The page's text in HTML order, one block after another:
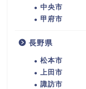
中央市
甲府市
長野県
松本市
上田市
諏訪市